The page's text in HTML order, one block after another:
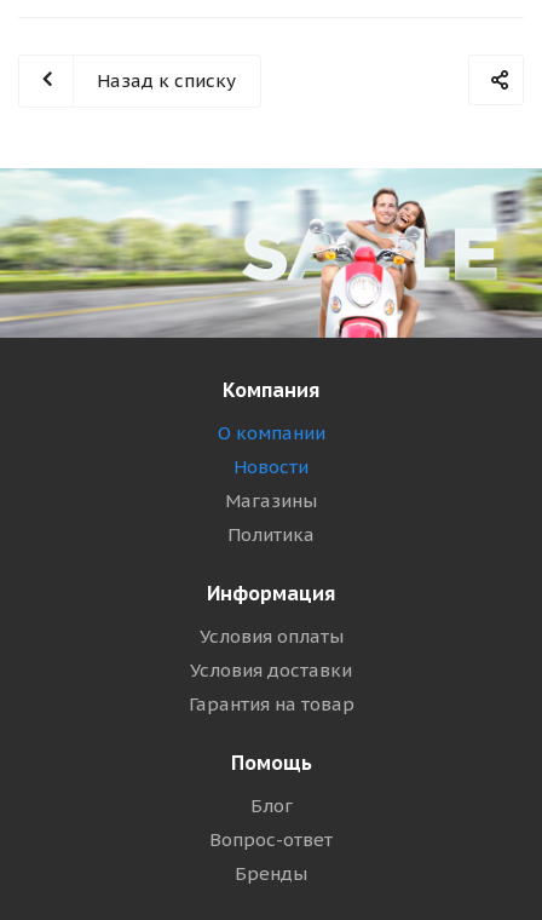
Назад к списку
Компания
О компании
Новости
Магазины
Политика
Информация
Условия оплаты
Условия доставки
Гарантия на товар
Помощь
Блог
Вопрос-ответ
Бренды